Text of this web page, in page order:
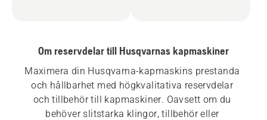
Om reservdelar till Husqvarnas kapmaskiner
Maximera din Husqvarna-kapmaskins prestanda
och hållbarhet med högkvalitativa reservdelar
och tillbehör till kapmaskiner. Oavsett om du
behöver slitstarka klingor, tillbehör eller